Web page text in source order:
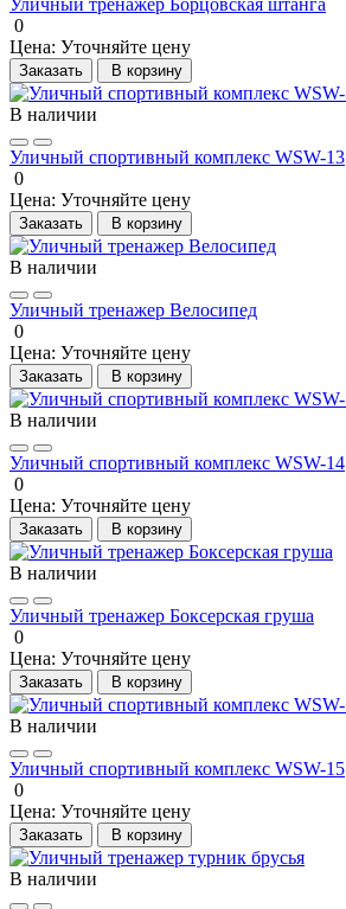
Уличный тренажер Борцовская штанга
0
Цена: Уточняйте цену
Заказать В корзину
В наличии
Уличный спортивный комплекс WSW-13
0
Цена: Уточняйте цену
Заказать В корзину
В наличии
Уличный тренажер Велосипед
0
Цена: Уточняйте цену
Заказать В корзину
В наличии
Уличный спортивный комплекс WSW-14
0
Цена: Уточняйте цену
Заказать В корзину
В наличии
Уличный тренажер Боксерская груша
0
Цена: Уточняйте цену
Заказать В корзину
В наличии
Уличный спортивный комплекс WSW-15
0
Цена: Уточняйте цену
Заказать В корзину
В наличии